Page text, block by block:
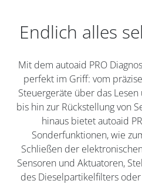
Endlich alles
Mit dem autoaid PRO
perfekt im Griff: vom
Steuergeräte über das
bis hin zur Rückstellung von
hinaus bietet autoaid
Sonderfunktionen, wie
Schließen der
Sensoren und Aktuatoren,
des Dieselpartikelfilters